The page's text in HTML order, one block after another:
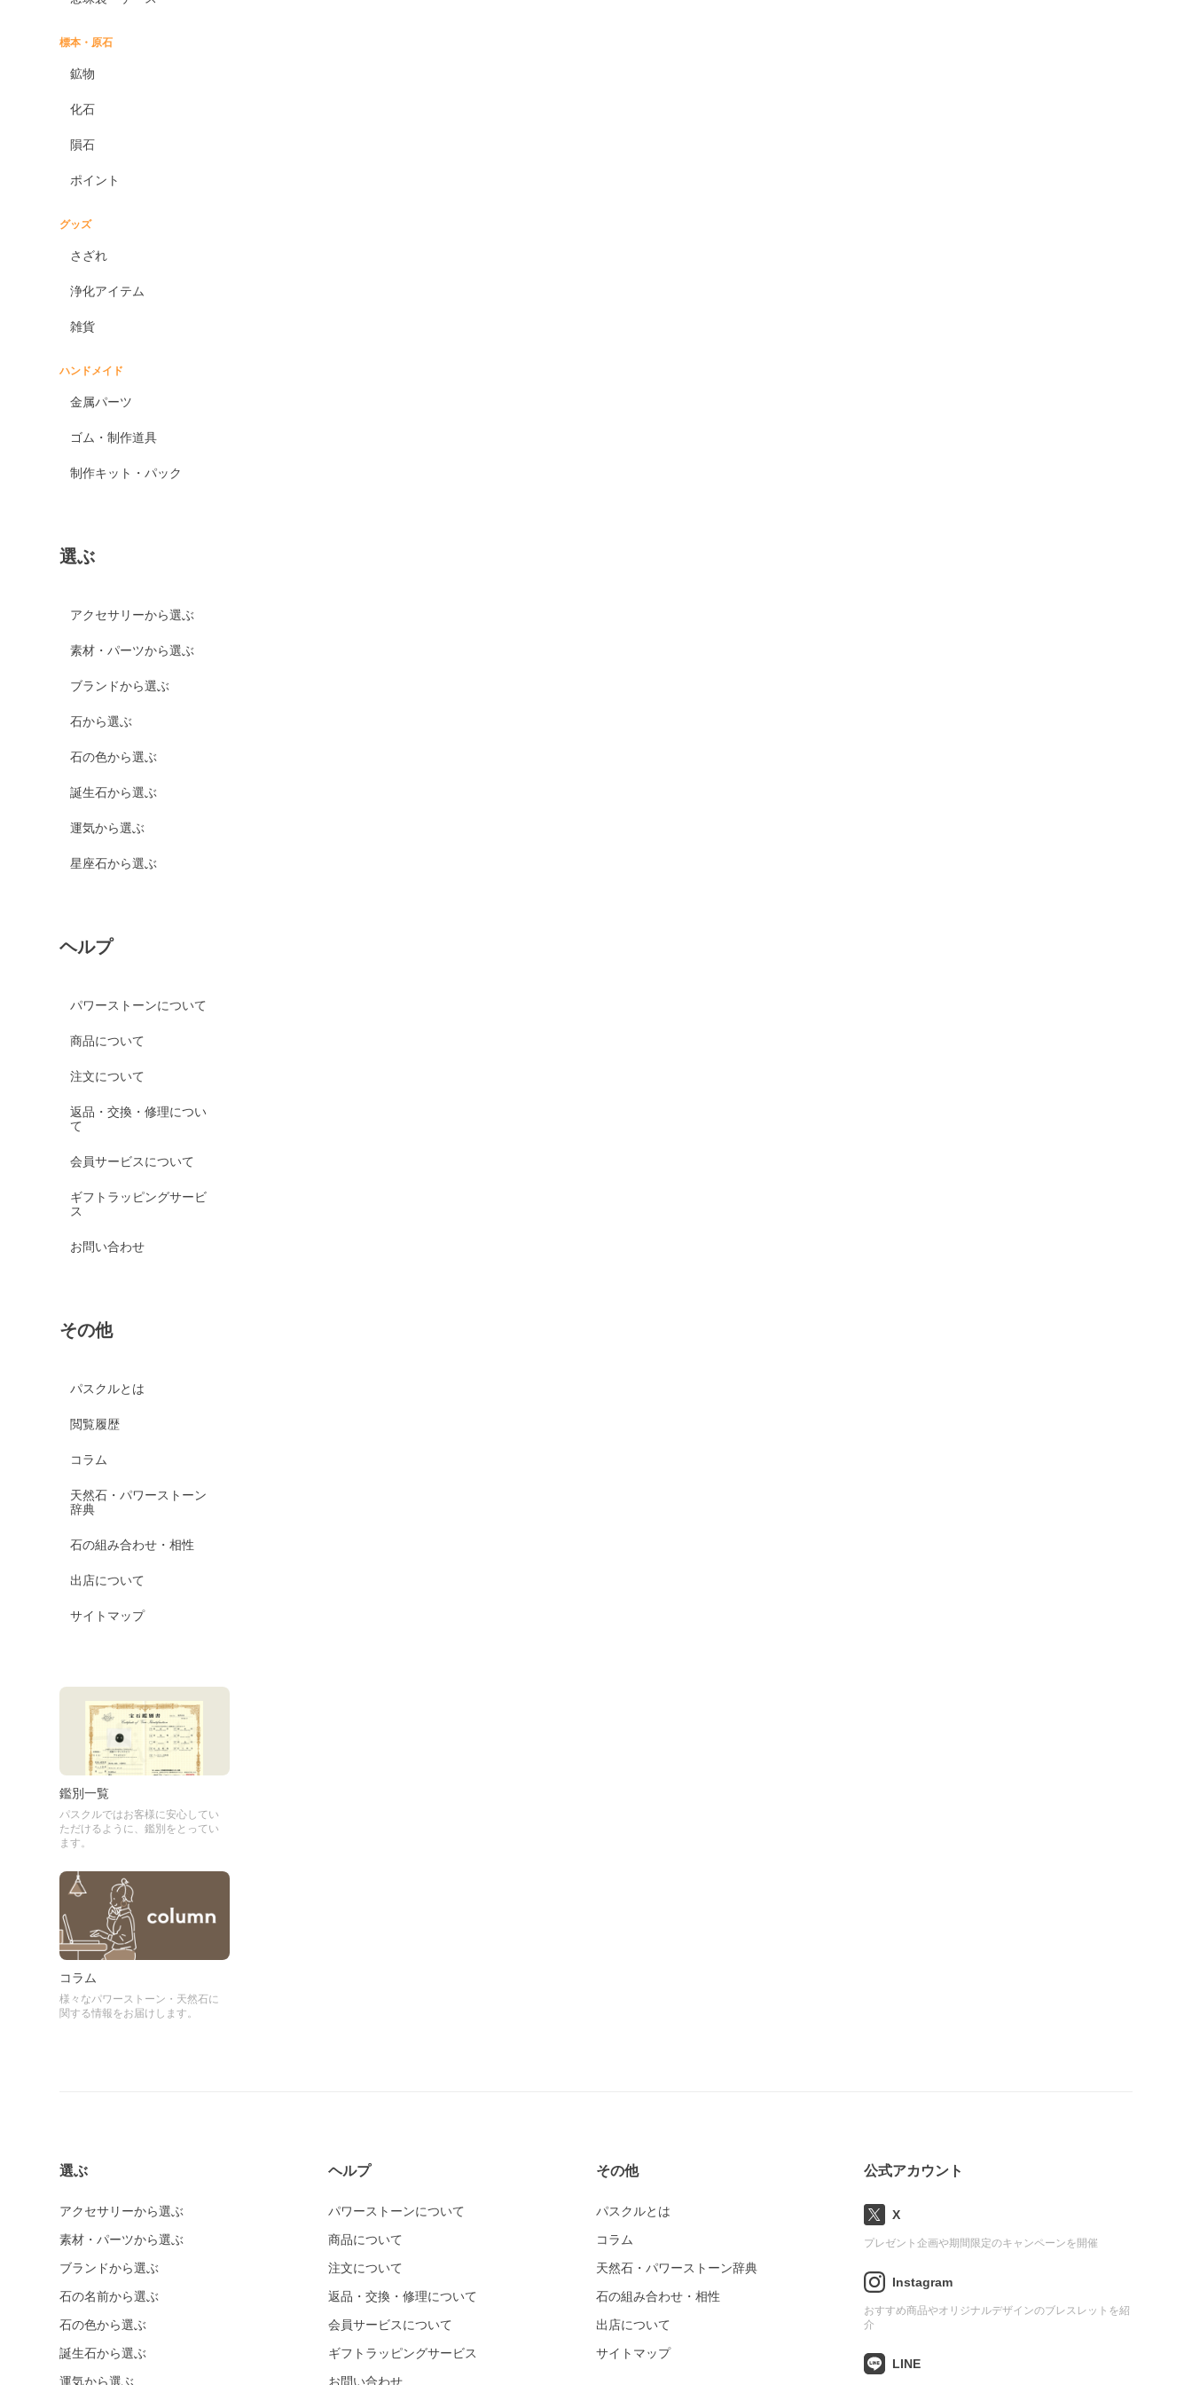
標本・原石
鉱物
化石
隕石
ポイント
グッズ
さざれ
浄化アイテム
雑貨
ハンドメイド
金属パーツ
ゴム・制作道具
制作キット・パック
選ぶ
アクセサリーから選ぶ
素材・パーツから選ぶ
ブランドから選ぶ
石から選ぶ
石の色から選ぶ
誕生石から選ぶ
運気から選ぶ
星座石から選ぶ
ヘルプ
パワーストーンについて
商品について
注文について
返品・交換・修理につい
て
会員サービスについて
ギフトラッピングサービ
ス
お問い合わせ
その他
パスクルとは
閲覧履歴
コラム
天然石・パワーストーン
辞典
石の組み合わせ・相性
出店について
サイトマップ
鑑別一覧
パスクルではお客様に安心してい
ただけるように、鑑別をとってい
ます。
コラム
様々なパワーストーン・天然石に
関する情報をお届けします。
選ぶ
アクセサリーから選ぶ
素材・パーツから選ぶ
ブランドから選ぶ
石の名前から選ぶ
石の色から選ぶ
誕生石から選ぶ
運気から選ぶ
ヘルプ
パワーストーンについて
商品について
注文について
返品・交換・修理について
会員サービスについて
ギフトラッピングサービス
お問い合わせ
その他
パスクルとは
コラム
天然石・パワーストーン辞典
石の組み合わせ・相性
出店について
サイトマップ
公式アカウント
X
プレゼント企画や期間限定のキャンペーンを開催
Instagram
おすすめ商品やオリジナルデザインのブレスレットを紹
介
LINE